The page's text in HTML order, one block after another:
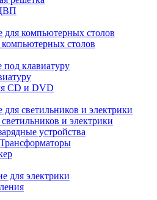
столов
клавиатуру
CD и DVD
и электрики
устройства
для электрики